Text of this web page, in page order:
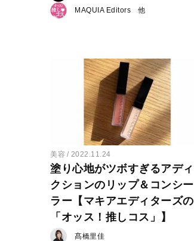
MAQUIA Editors
美容 2022.11.24
塗り心地がツボすぎるアディ
クションのリップ＆コンシー
ラー【マキアエディターズの
「オッス！推しコス」】
髙橋里佳